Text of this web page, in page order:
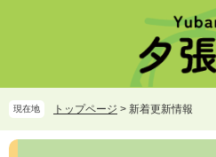
頭
で
す。
飛
ば
し
現在地 トップページ > 新着更新情報
本